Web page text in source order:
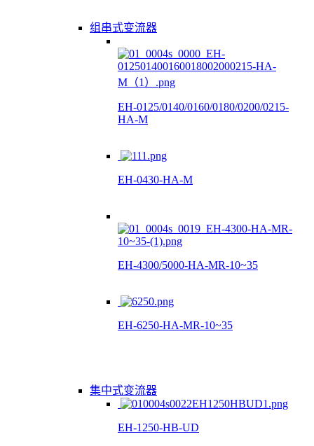
组串式变流器
EH-0125/0140/0160/0180/0200/0215-
HA-M
EH-0430-HA-M
EH-4300/5000-HA-MR-10~35
EH-6250-HA-MR-10~35
集中式变流器
EH-1250-HB-UD